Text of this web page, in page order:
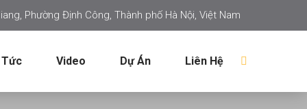
Phường Định Công, Thành phố Hà Nội, Việt Nam
Video Dự Án Liên Hệ